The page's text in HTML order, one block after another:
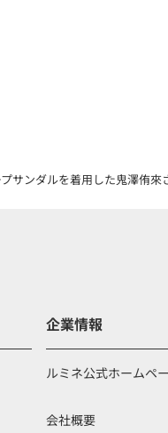
サンダルを着用した鬼澤侑來
企業情報
ルミネ公式ホームペ
会社概要